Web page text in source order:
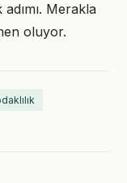
Merakla
oluyor.